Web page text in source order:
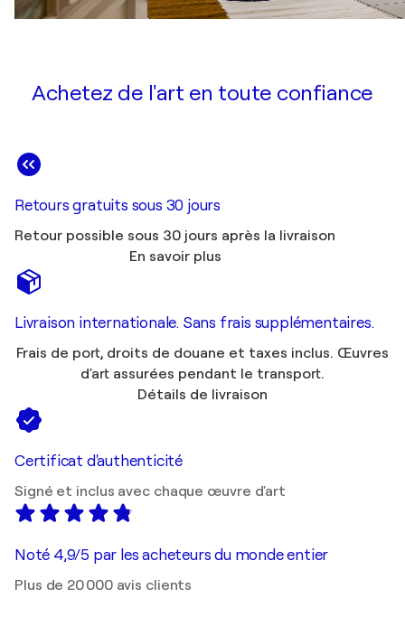
Achetez de l'art en toute confiance
Retours gratuits sous 30 jours
Retour possible sous 30 jours après la livraison
En savoir plus
Livraison internationale. Sans frais supplémentaires.
Frais de port, droits de douane et taxes inclus. Œuvres
d'art assurées pendant le transport.
Détails de livraison
Certificat d'authenticité
Signé et inclus avec chaque œuvre d'art
Noté 4,9/5 par les acheteurs du monde entier
Plus de 20 000 avis clients